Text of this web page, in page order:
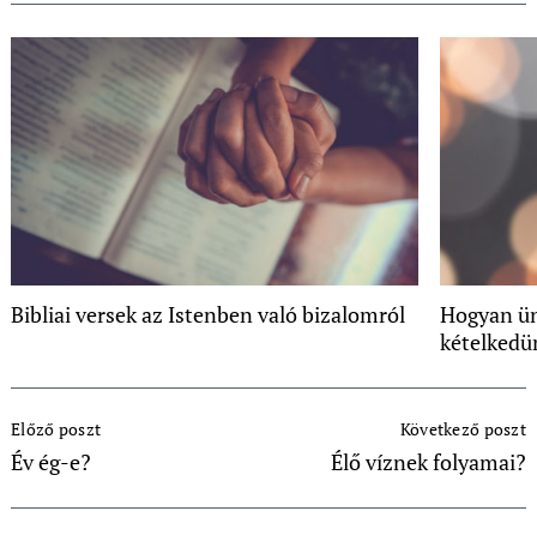
Bibliai versek az Istenben való bizalomról
Hogyan
Navigation
Előző poszt
Év ég-e?
Következő poszt
Élő víznek folyamai?